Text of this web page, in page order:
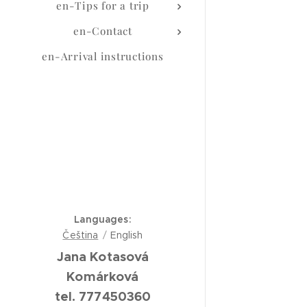
en-Tips for a trip
en-Contact
en-Arrival instructions
Jana Kotasová
Komárková
tel. 777450360
Languages
Čeština
English